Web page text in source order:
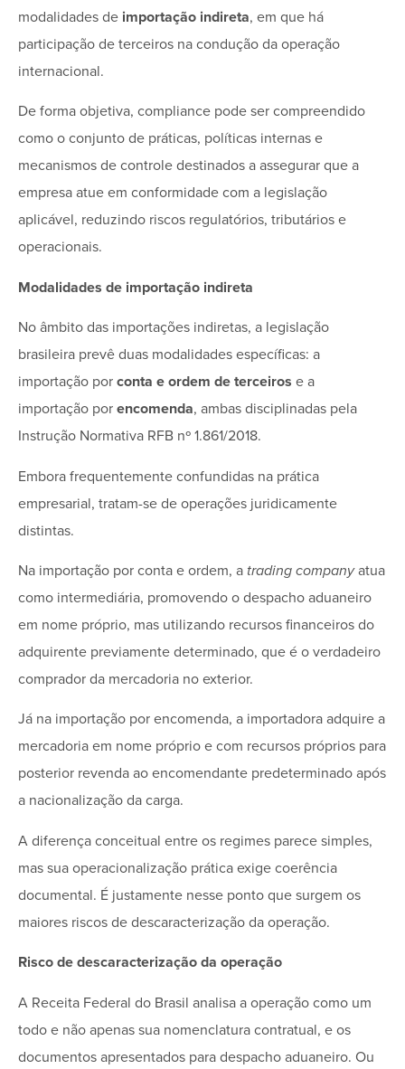
modalidades de importação indireta, em que há
participação de terceiros na condução da operação
internacional.
De forma objetiva, compliance pode ser compreendido
como o conjunto de práticas, políticas internas e
mecanismos de controle destinados a assegurar que a
empresa atue em conformidade com a legislação
aplicável, reduzindo riscos regulatórios, tributários e
operacionais.
Modalidades de importação indireta
No âmbito das importações indiretas, a legislação
brasileira prevê duas modalidades específicas: a
importação por conta e ordem de terceiros e a
importação por encomenda, ambas disciplinadas pela
Instrução Normativa RFB nº 1.861/2018.
Embora frequentemente confundidas na prática
empresarial, tratam-se de operações juridicamente
distintas.
Na importação por conta e ordem, a trading companyatua
como intermediária, promovendo o despacho aduaneiro
em nome próprio, mas utilizando recursos financeiros do
adquirente previamente determinado, que é o verdadeiro
comprador da mercadoria no exterior.
Já na importação por encomenda, a importadora adquire a
mercadoria em nome próprio e com recursos próprios para
posterior revenda ao encomendante predeterminado após
a nacionalização da carga.
A diferença conceitual entre os regimes parece simples,
mas sua operacionalização prática exige coerência
documental. É justamente nesse ponto que surgem os
maiores riscos de descaracterização da operação.
Risco de descaracterização da operação
A Receita Federal do Brasil analisa a operação como um
todo e não apenas sua nomenclatura contratual, e os
documentos apresentados para despacho aduaneiro. Ou